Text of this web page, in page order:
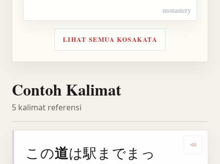
monastery
LIHAT SEMUA KOSAKATA
Contoh Kalimat
5 kalimat referensi
この道は駅までまっ